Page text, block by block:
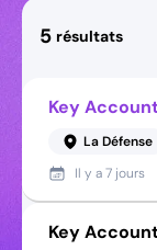
5 résultats
Key
La Défense
Il y a7 jours
Key